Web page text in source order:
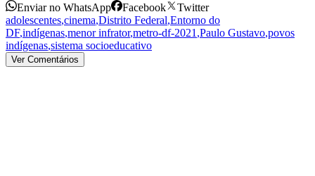
Enviar no WhatsApp Facebook
Twitter
adolescentes,cinema,Distrito Federal,Entorno do
DF,indígenas,menor infrator,metro-df-2021 ,Paulo Gustavo,povos
indígenas,sistema socioeducativo
Ver Comentários